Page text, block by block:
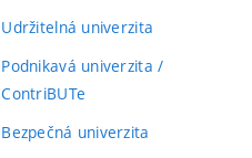
Udržitelná univerzita
Podnikavá univerzita /
ContriBUTe
Bezpečná univerzita